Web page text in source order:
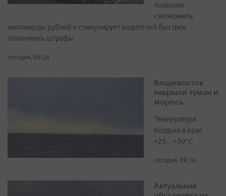
позволит
сэкономить
миллиарды рублей и стимулирует водителей быстрее
оплачивать штрафы
сегодня, 06:24
Владивосток
накрыли туман и
морось
Температура
воздуха в крае
+25…+30°C
сегодня, 08:16
Актуальная